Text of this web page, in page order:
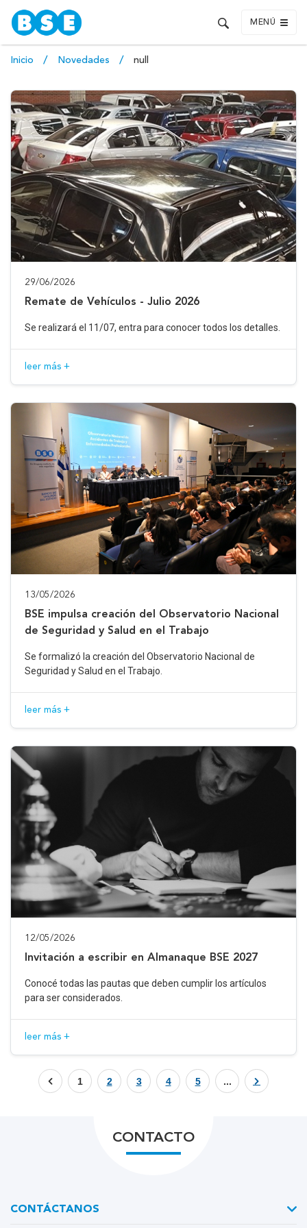
MENÚ
Inicio Novedades null
29/06/2026
Remate de Vehículos - Julio 2026
Se realizará el 11/07, entra para conocer todos los detalles.
leer más +
13/05/2026
BSE impulsa creación del Observatorio Nacional
de Seguridad y Salud en el Trabajo
Se formalizó la creación del Observatorio Nacional de
Seguridad y Salud en el Trabajo.
leer más +
12/05/2026
Invitación a escribir en Almanaque BSE 2027
Conocé todas las pautas que deben cumplir los artículos
para ser considerados.
leer más +
1 2 3 4 5 ...
CONTACTO
CONTÁCTANOS